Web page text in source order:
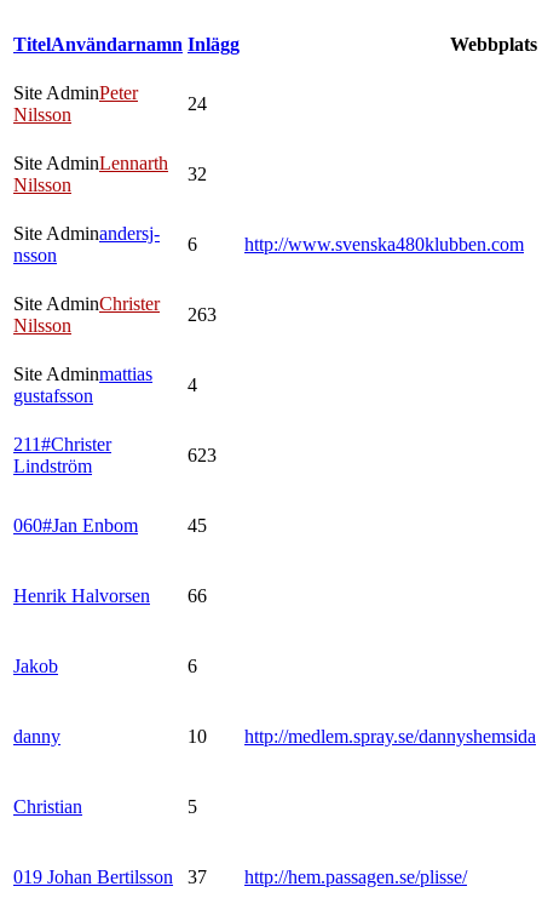
TitelAnvändarnamn Inlägg Webbplats
Site AdminPeter
Nilsson
24
Site AdminLennarth
Nilsson
32
Site Adminandersj-
nsson
6 http://www.svenska480klubben.com
Site AdminChrister
Nilsson
263
Site Adminmattias
gustafsson
4
211#Christer
Lindström
623
060#Jan Enbom 45
Henrik Halvorsen 66
Jakob 6
danny 10 http://medlem.spray.se/dannyshemsida
Christian 5
019 Johan Bertilsson 37 http://hem.passagen.se/plisse/